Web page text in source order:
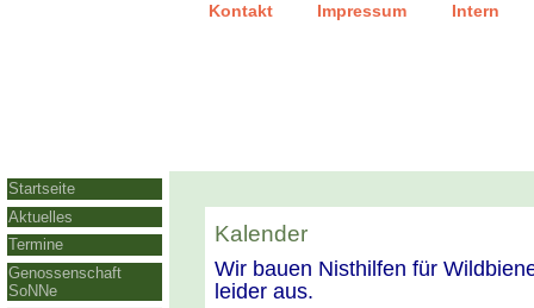
Kontakt Impressum Intern
Startseite
Aktuelles
Termine
Genossenschaft
SoNNe
Kalender
Wir bauen Nisthilfen für
leider aus.